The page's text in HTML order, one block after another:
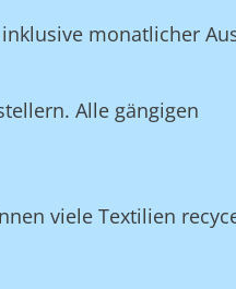
monatlicher
Alle gängigen
viele Textilien